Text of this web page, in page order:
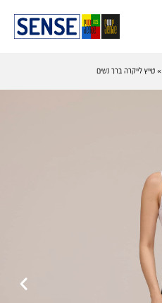
»טייץ לייקרה ברך נשים
›